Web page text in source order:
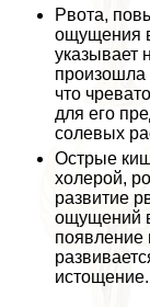
Рвота,
ощущения
указывает
произошла
что
для его
солевых
Острые
холерой,
развитие
ощущений
появление
истощение.